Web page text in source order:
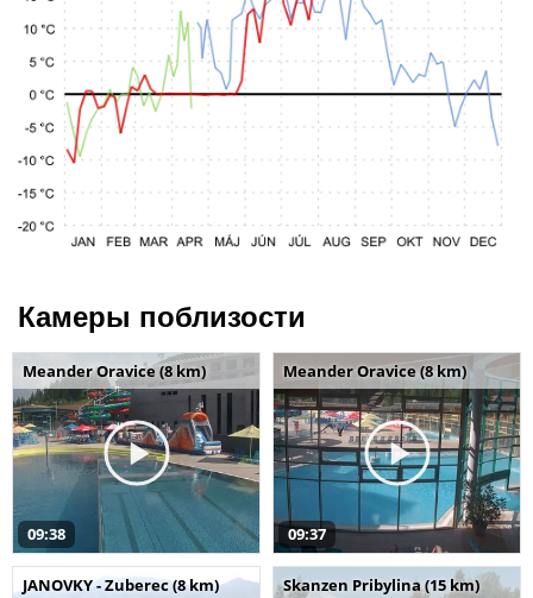
Камеры поблизости
Meander Oravice (8 km)
09:38
Meander Oravice (8 km)
09:37
JANOVKY - Zuberec (8 km) Skanzen Pribylina (15 km)